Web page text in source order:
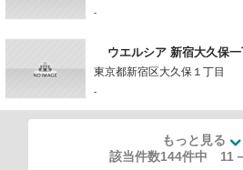
-
ウエルシア 新宿大久保
東京都新宿区大久保１丁目
-
もっと見る
該当件数144件中 11 －